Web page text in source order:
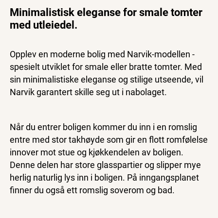
Minimalistisk eleganse for smale tomter
med utleiedel.
Opplev en moderne bolig med Narvik-modellen -
spesielt utviklet for smale eller bratte tomter. Med
sin minimalistiske eleganse og stilige utseende, vil
Narvik garantert skille seg ut i nabolaget.
Når du entrer boligen kommer du inn i en romslig
entre med stor takhøyde som gir en flott romfølelse
innover mot stue og kjøkkendelen av boligen.
Denne delen har store glasspartier og slipper mye
herlig naturlig lys inn i boligen. På inngangsplanet
finner du også ett romslig soverom og bad.